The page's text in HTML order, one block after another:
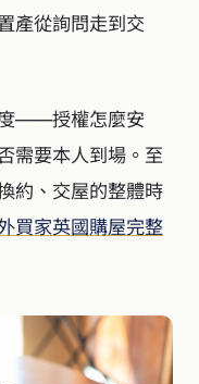
產從詢問走到交
度——授權怎麼安
需要本人到場。至
約、交屋的整體時
買家英國購屋完整